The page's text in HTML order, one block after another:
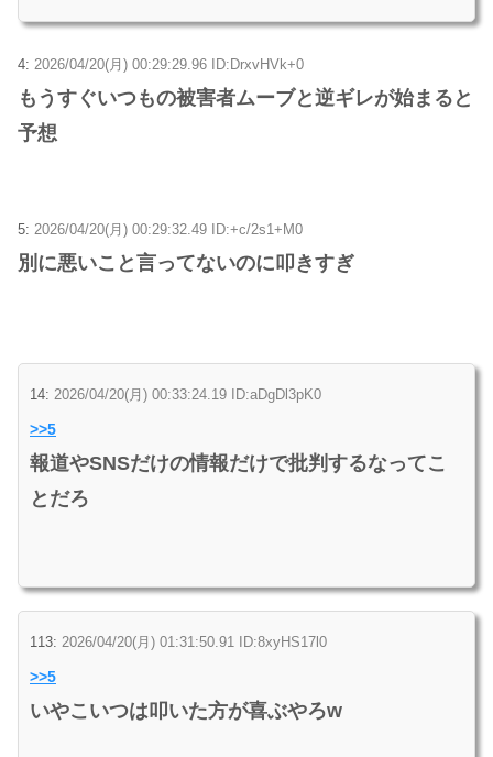
4: 2026/04/20(月) 00:29:29.96 ID:DrxvHVk+0
もうすぐいつもの被害者ムーブと逆ギレが始まると
予想
5: 2026/04/20(月) 00:29:32.49 ID:+c/2s1+M0
別に悪いこと言ってないのに叩きすぎ
14: 2026/04/20(月) 00:33:24.19 ID:aDgDl3pK0
>>5
報道やSNSだけの情報だけで批判するなってこ
とだろ
113: 2026/04/20(月) 01:31:50.91 ID:8xyHS17l0
>>5
いやこいつは叩いた方が喜ぶやろw